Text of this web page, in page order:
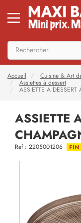
Accueil Cuisine & Art
Assiettes à dessert
ASSIETTE A
ASSIETTE
Ref : 2205001206 FIN